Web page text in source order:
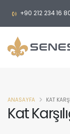
+90 212 234 16
Kat
ANASAYFA KAT